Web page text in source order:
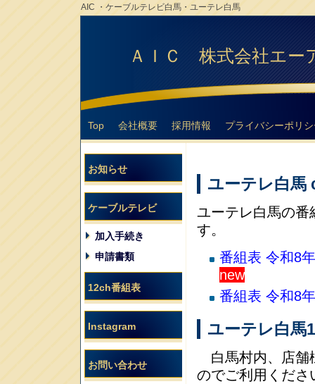
AIC ・ケーブルテレビ白馬・ユーテレ白馬
ＡＩＣ 株式会社エー
Top 会社概要 採用情報 プライバシーポリ
ユーテレ白馬
ユーテレ白馬の番
す。
番組表 令和8
new
番組表 令和8
ユーテレ白馬
白馬村内、店舗
のでご利用くださ
お知らせ
ケーブルテレビ
加入手続き
申請書類
12ch番組表
Instagram
お問い合わせ